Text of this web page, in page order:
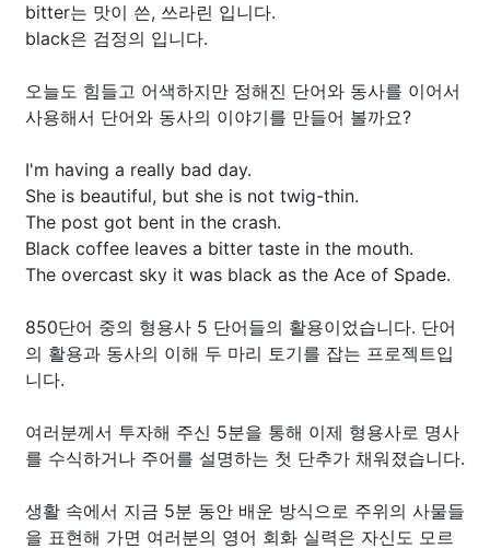
bitter는 맛이 쓴, 쓰라린 입니다.
black은 검정의 입니다.
오늘도 힘들고 어색하지만 정해진 단어와 동사를 이어서
사용해서 단어와 동사의 이야기를 만들어 볼까요?
I'm having a really bad day.
She is beautiful, but she is not twig-thin.
The post got bent in the crash.
Black coffee leaves a bitter taste in the mouth.
The overcast sky it was black as the Ace of Spade.
850단어 중의 형용사 5 단어들의 활용이었습니다. 단어
의 활용과 동사의 이해 두 마리 토기를 잡는 프로젝트입
니다.
여러분께서 투자해 주신 5분을 통해 이제 형용사로 명사
를 수식하거나 주어를 설명하는 첫 단추가 채워졌습니다.
생활 속에서 지금 5분 동안 배운 방식으로 주위의 사물들
을 표현해 가면 여러분의 영어 회화 실력은 자신도 모르